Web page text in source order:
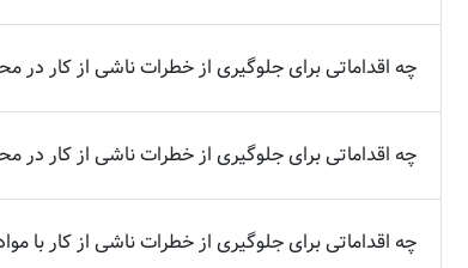
چه اقداماتی برای جلوگیری از خطرات ناشی از کار در
چه اقداماتی برای جلوگیری از خطرات ناشی از کار در
چه اقداماتی برای جلوگیری از خطرات ناشی از کار با